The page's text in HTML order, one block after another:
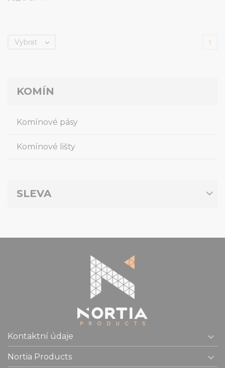
KOMÍN
Komínové pásy
Komínové lišty
SLEVA
Vybrat  1
Kontaktní údaje 
Nortia Products 